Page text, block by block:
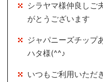
シラヤマ様仲良しご
がとうございます
ジャパニーズチップ
ハタ様(^^♪
いつもご利用いた